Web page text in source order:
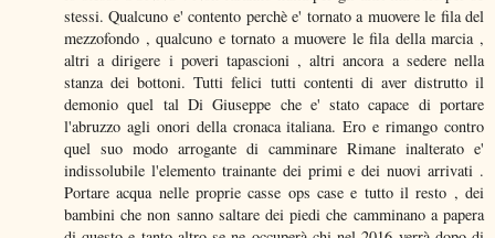
stessi. Qualcuno e' contento perchè e' tornato a muovere le fila del
mezzofondo , qualcuno e tornato a muovere le fila della marcia ,
altri a dirigere i poveri tapascioni , altri ancora a sedere nella
stanza dei bottoni. Tutti felici tutti contenti di aver distrutto il
demonio quel tal Di Giuseppe che e' stato capace di portare
l'abruzzo agli onori della cronaca italiana. Ero e rimango contro
quel suo modo arrogante di camminare Rimane inalterato e'
indissolubile l'elemento trainante dei primi e dei nuovi arrivati .
Portare acqua nelle proprie casse ops case e tutto il resto , dei
bambini che non sanno saltare dei piedi che camminano a papera